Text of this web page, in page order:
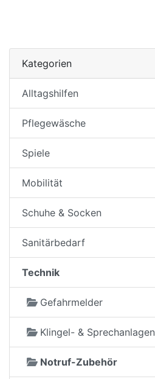
Kategorien
Alltagshilfen
Pflegewäsche
Spiele
Mobilität
Schuhe & Socken
Sanitärbedarf
Technik
Gefahrmelder
Klingel- & Sprechanlagen
Notruf-Zubehör